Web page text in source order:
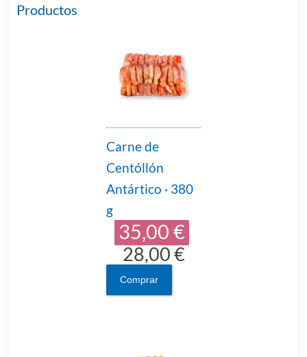
Productos
Carne de
Centóllón
Antártico · 380
g
35,00 €
28,00 €
Comprar